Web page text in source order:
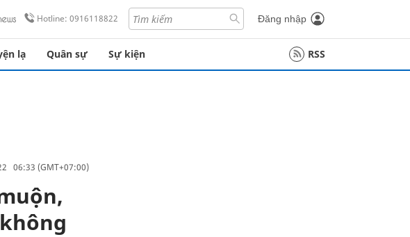
Hotline: 0916118822 Đăng nhập
lạ Quân sự Sự kiện RSS
06:33 (GMT+07:00)